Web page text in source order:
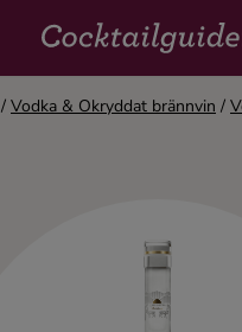
/ Vodka & Okryddat brännvin /